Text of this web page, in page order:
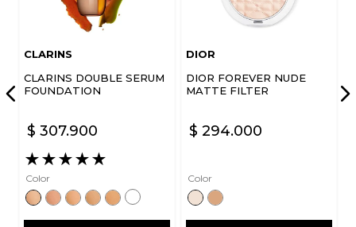
CLARINS
CLARINS DOUBLE SERUM
FOUNDATION
$ 307.900
★★★★★
Color
DIOR
DIOR FOREVER NUDE
MATTE FILTER
$ 294.000
Color